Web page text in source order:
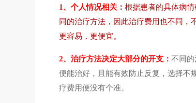
1、个人情况相关： 根据患者的具体病
同的治疗方法，因此治疗费用也不同，
更容易，更便宜。
2、治疗方法决定大部分的开支： 不同
便能治好，且能有效防止反复，选择不
疗费用便没有个准。